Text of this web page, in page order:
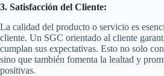
3. Satisfacción del Cliente:
La calidad del producto o servicio es
cliente. Un SGC orientado al cliente
cumplan sus expectativas. Esto no solo
sino que también fomenta la lealtad y
positivas.